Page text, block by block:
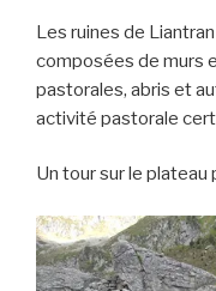
Les ruines de
composées de murs
pastorales, abris et
activité pastorale
Un tour sur le plateau